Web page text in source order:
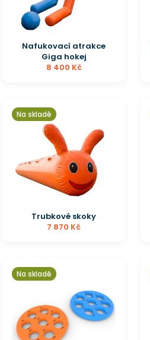
Nafukovací atrakce
Giga hokej
8 400 Kč
Na skladě
Trubkové skoky
7 870 Kč
Na skladě